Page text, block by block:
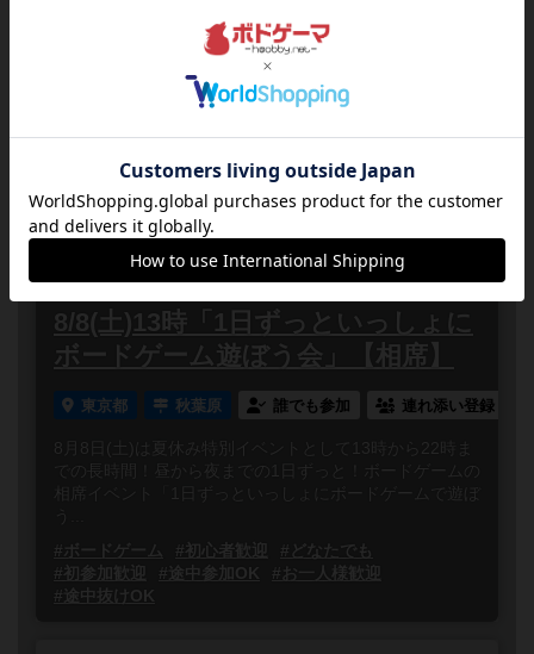
秋葉原 誰でも参加
相席ナイトとは予約一切不要！途中入退場自由！ボード
ゲームを遊んだことがないという初心者の方や、お友達
ない方でも大丈...
あと
2026年 08月
13:00～22:00
8/8(土)13時「1日ずっといっしょに
ボードゲーム遊ぼう会」【相席】
東京都 秋葉原 誰でも参加 連れ添い登録
8月8日(土)は夏休み特別イベントとして13時から22時ま
での長時間！昼から夜までの1日ずっと！ボードゲームの
相席イベント「1日ずっといっしょにボードゲームで遊ぼ
#ボードゲーム
#初心者歓迎
#どなたでも
#初参加歓迎
#途中参加OK
#お一人様歓迎
#途中抜けOK